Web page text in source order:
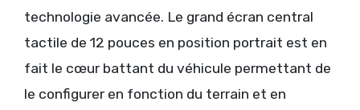
technologie avancée. Le grand écran central
tactile de 12 pouces en position portrait est en
fait le cœur battant du véhicule permettant de
le configurer en fonction du terrain et en